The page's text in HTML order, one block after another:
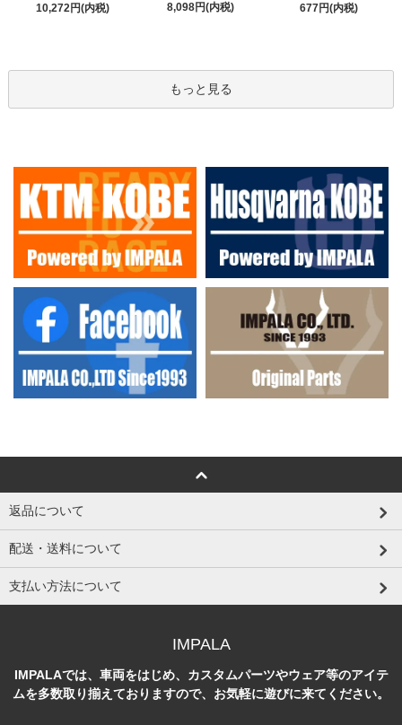
10,272円(内税)
8,098円(内税)
677円(内税)
もっと見る
返品について
配送・送料について
支払い方法について
IMPALA
IMPALAでは、車両をはじめ、カスタムパーツやウェア等のアイテ
ムを多数取り揃えておりますので、お気軽に遊びに来てください。